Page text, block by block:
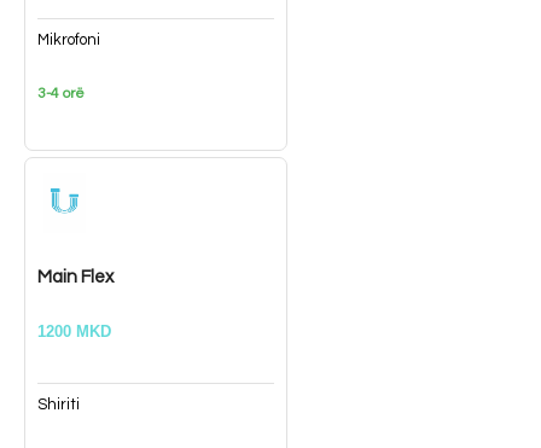
Mikrofoni
3-4 orë
Main Flex
1200 MKD
Shiriti